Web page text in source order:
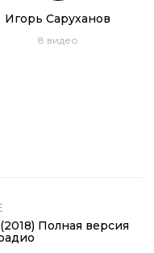
Игорь Саруханов
8 видео
Полная версия